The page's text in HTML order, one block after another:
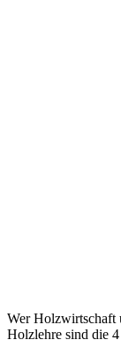
Wer Holzwirtschaft
Holzlehre sind die